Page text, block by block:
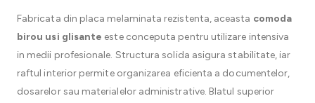
Fabricata din placa melaminata rezistenta, aceasta comoda
birou usi glisante este conceputa pentru utilizare intensiva
in medii profesionale. Structura solida asigura stabilitate, iar
raftul interior permite organizarea eficienta a documentelor,
dosarelor sau materialelor administrative. Blatul superior